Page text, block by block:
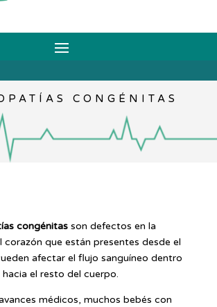
CONGÉNITAS
congénitasson defectos en la
corazón que están presentes desde el
afectar el flujo sanguíneo dentro
el resto del cuerpo.
médicos, muchos bebés con